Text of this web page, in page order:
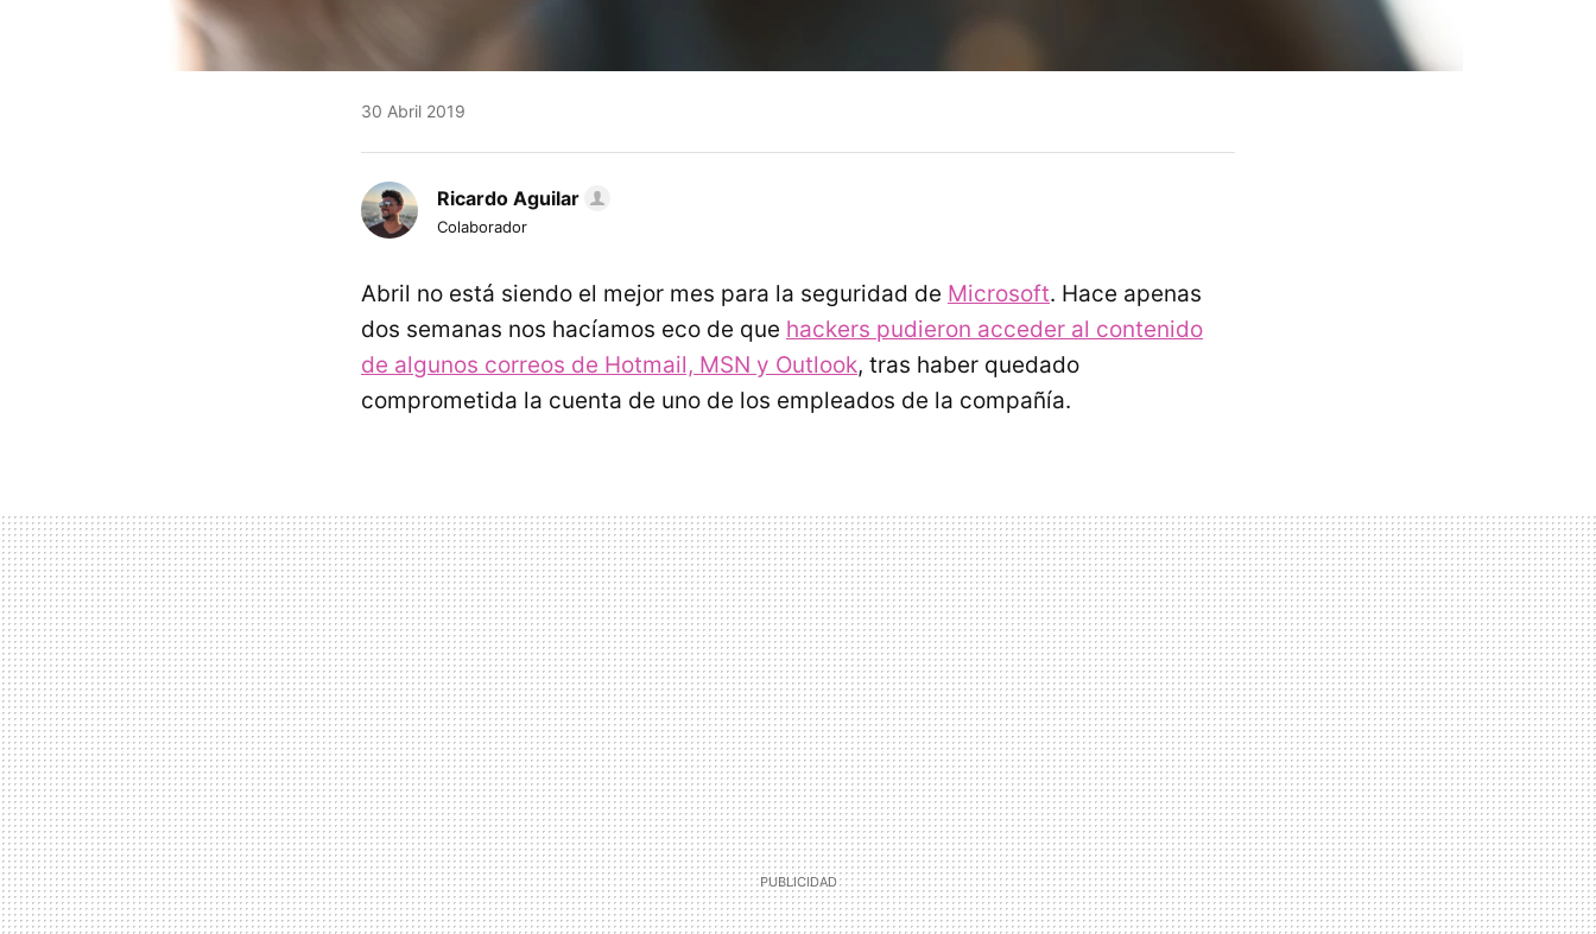
30 Abril 2019
Ricardo Aguilar
Colaborador
Abril no está siendo el mejor mes para la seguridad de Microsoft. Hace apenas
dos semanas nos hacíamos eco de que hackers pudieron acceder al contenido
de algunos correos de Hotmail, MSN y Outlook, tras haber quedado
comprometida la cuenta de uno de los empleados de la compañía.